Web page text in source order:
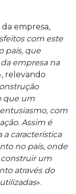
empresa,
com este
país, que
empresa na
relevando
que um
com
Assim é
a característica
no país, onde
construir um
através do
».